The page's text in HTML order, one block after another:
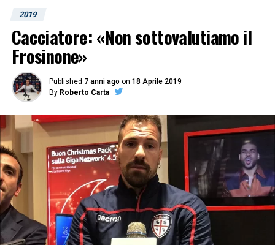
2019
Cacciatore: «Non sottovalutiamo il
Frosinone»
Published 7 anni ago on 18 Aprile 2019
By Roberto Carta